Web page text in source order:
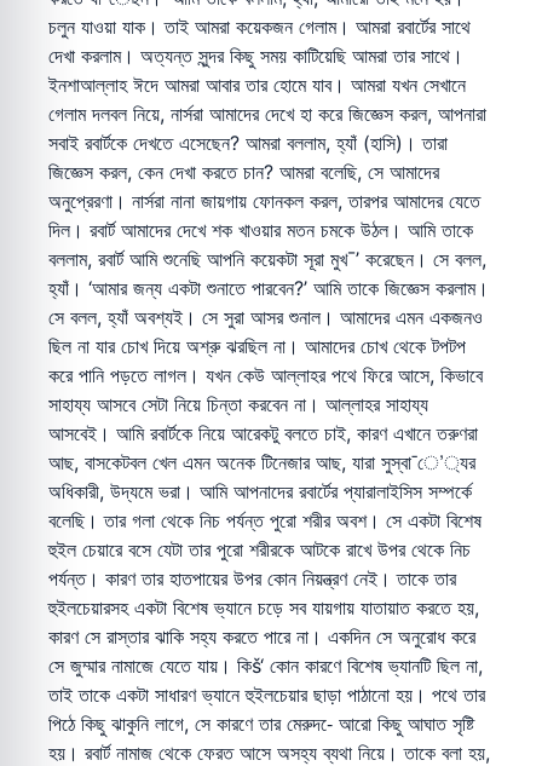
চলুন যাওয়া যাক। তাই আমরা কয়েকজন গেলাম। আমরা রবার্টের সাথে
দেখা করলাম। অত্যন্ত সুন্দর কিছু সময় কাটিয়েছি আমরা তার সাথে।
ইনশাআল্লাহ ঈদে আমরা আবার তার হোমে যাব। আমরা যখন সেখানে
গেলাম দলবল নিয়ে, নার্সরা আমাদের দেখে হা করে জিজ্ঞেস করল, আপনারা
সবাই রবার্টকে দেখতে এসেছেন? আমরা বললাম, হ্যাঁ (হাসি)। তারা
জিজ্ঞেস করল, কেন দেখা করতে চান? আমরা বলেছি, সে আমাদের
অনুপ্রেরণা। নার্সরা নানা জায়গায় ফোনকল করল, তারপর আমাদের যেতে
দিল। রবার্ট আমাদের দেখে শক খাওয়ার মতন চমকে উঠল। আমি তাকে
বললাম, রবার্ট আমি শুনেছি আপনি কয়েকটা সূরা মুখ¯’ করেছেন। সে বলল,
হ্যাঁ। ‘আমার জন্য একটা শুনাতে পারবেন?’ আমি তাকে জিজ্ঞেস করলাম।
সে বলল, হ্যাঁ অবশ্যই। সে সুরা আসর শুনাল। আমাদের এমন একজনও
ছিল না যার চোখ দিয়ে অশ্রু ঝরছিল না। আমাদের চোখ থেকে টপটপ
করে পানি পড়তে লাগল। যখন কেউ আল্লাহর পথে ফিরে আসে, কিভাবে
সাহায্য আসবে সেটা নিয়ে চিন্তা করবেন না। আল্লাহর সাহায্য
আসবেই। আমি রবার্টকে নিয়ে আরেকটু বলতে চাই, কারণ এখানে তরুণরা
আছ, বাসকেটবল খেল এমন অনেক টিনেজার আছ, যারা সুস্বা¯ে’্যর
অধিকারী, উদ্যমে ভরা। আমি আপনাদের রবার্টের প্যারালাইসিস সম্পর্কে
বলেছি। তার গলা থেকে নিচ পর্যন্ত পুরো শরীর অবশ। সে একটা বিশেষ
হুইল চেয়ারে বসে যেটা তার পুরো শরীরকে আটকে রাখে উপর থেকে নিচ
পর্যন্ত। কারণ তার হাতপায়ের উপর কোন নিয়ন্ত্রণ নেই। তাকে তার
হুইলচেয়ারসহ একটা বিশেষ ভ্যানে চড়ে সব যায়গায় যাতায়াত করতে হয়,
কারণ সে রাস্তার ঝাকি সহ্য করতে পারে না। একদিন সে অনুরোধ করে
সে জুম্মার নামাজে যেতে যায়। কিš‘ কোন কারণে বিশেষ ভ্যানটি ছিল না,
তাই তাকে একটা সাধারণ ভ্যানে হুইলচেয়ার ছাড়া পাঠানো হয়। পথে তার
পিঠে কিছু ঝাকুনি লাগে, সে কারণে তার মেরুদ-ে আরো কিছু আঘাত সৃষ্টি
হয়। রবার্ট নামাজ থেকে ফেরত আসে অসহ্য ব্যথা নিয়ে। তাকে বলা হয়,